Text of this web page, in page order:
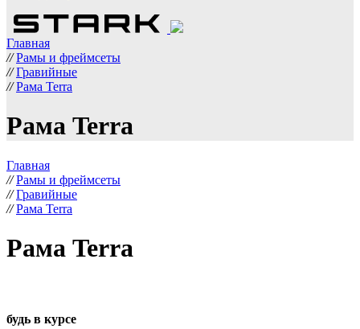
Главная
// Рамы и фреймсеты
// Гравийные
// Рама Terra
Рама Terra
Главная
// Рамы и фреймсеты
// Гравийные
// Рама Terra
Рама Terra
будь в курсе